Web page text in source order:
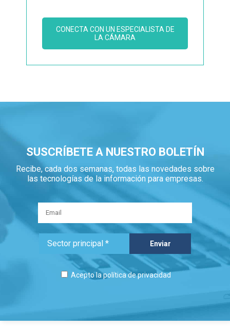
CONECTA CON UN ESPECIALISTA DE
LA CÁMARA
SUSCRÍBETE A NUESTRO BOLETÍN
Recibe, cada dos semanas, todas las novedades sobre
las tecnologías de la información para empresas.
Acepto lapolítica de privacidad